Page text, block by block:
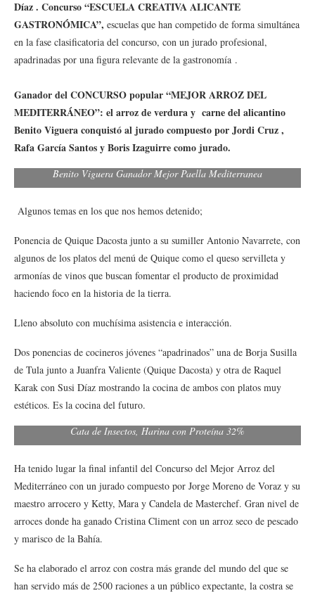
Díaz . Concurso “ESCUELA CREATIVA ALICANTE
GASTRONÓMICA”, escuelas que han competido de forma simultánea
en la fase clasificatoria del concurso, con un jurado profesional,
apadrinadas por una figura relevante de la gastronomía .
Ganador del CONCURSO popular “MEJOR ARROZ DEL
MEDITERRÁNEO”: el arroz de verdura y carne del alicantino
Benito Viguera conquistó al jurado compuesto por Jordi Cruz ,
Rafa García Santos y Boris Izaguirre como jurado.
Benito Viguera Ganador Mejor Paella Mediterranea
Algunos temas en los que nos hemos detenido;
Ponencia de Quique Dacosta junto a su sumiller Antonio Navarrete, con
algunos de los platos del menú de Quique como el queso servilleta y
armonías de vinos que buscan fomentar el producto de proximidad
haciendo foco en la historia de la tierra.
Lleno absoluto con muchísima asistencia e interacción.
Dos ponencias de cocineros jóvenes “apadrinados” una de Borja Susilla
de Tula junto a Juanfra Valiente (Quique Dacosta) y otra de Raquel
Karak con Susi Díaz mostrando la cocina de ambos con platos muy
estéticos. Es la cocina del futuro.
Cata de Insectos, Harina con Proteína 32%
Ha tenido lugar la final infantil del Concurso del Mejor Arroz del
Mediterráneo con un jurado compuesto por Jorge Moreno de Voraz y su
maestro arrocero y Ketty, Mara y Candela de Masterchef. Gran nivel de
arroces donde ha ganado Cristina Climent con un arroz seco de pescado
y marisco de la Bahía.
Se ha elaborado el arroz con costra más grande del mundo del que se
han servido más de 2500 raciones a un público expectante, la costra se